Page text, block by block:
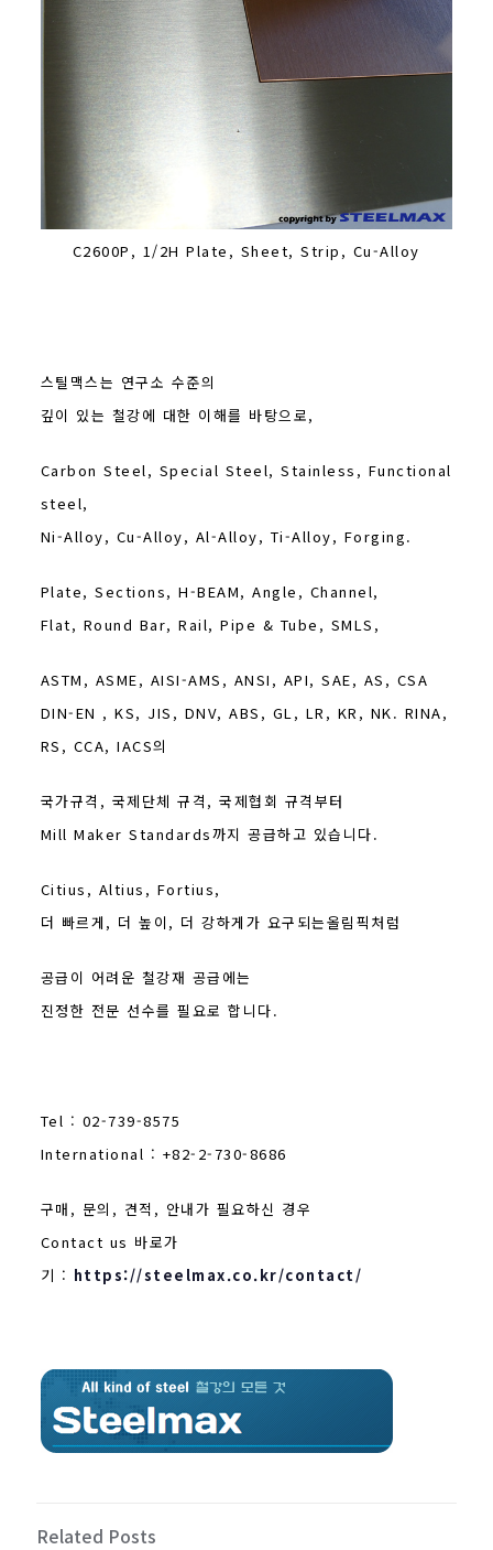
C2600P, 1/2H Plate, Sheet, Strip, Cu-Alloy
스틸맥스는 연구소 수준의
깊이 있는 철강에 대한 이해를 바탕으로,
Carbon Steel, Special Steel, Stainless, Functional
steel,
Ni-Alloy, Cu-Alloy, Al-Alloy, Ti-Alloy, Forging.
Plate, Sections, H-BEAM, Angle, Channel,
Flat, Round Bar, Rail, Pipe & Tube, SMLS,
ASTM, ASME, AISI-AMS, ANSI, API, SAE, AS, CSA
DIN-EN , KS, JIS, DNV, ABS, GL, LR, KR, NK. RINA,
RS, CCA, IACS의
국가규격, 국제단체 규격, 국제협회 규격부터
Mill Maker Standards까지 공급하고 있습니다.
Citius, Altius, Fortius,
더 빠르게, 더 높이, 더 강하게가 요구되는올림픽처럼
공급이 어려운 철강재 공급에는
진정한 전문 선수를 필요로 합니다.
Tel : 02-739-8575
International : +82-2-730-8686
구매, 문의, 견적, 안내가 필요하신 경우
Contact us 바로가
기 : https://steelmax.co.kr/contact/
Related Posts